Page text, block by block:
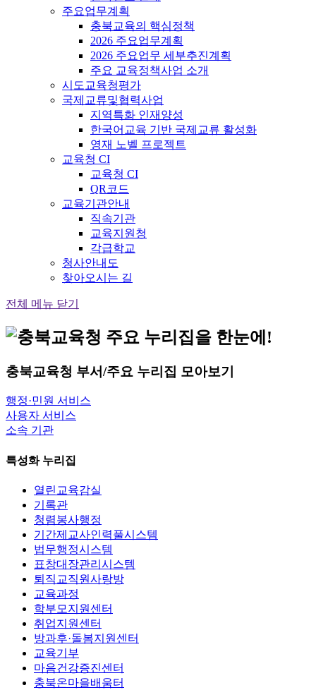
주요업무계획
충북교육의 핵심정책
2026 주요업무계획
2026 주요업무 세부추진계획
주요 교육정책사업 소개
시도교육청평가
국제교류및협력사업
지역특화 인재양성
한국어교육 기반 국제교류 활성화
영재 노벨 프로젝트
교육청 CI
교육청 CI
QR코드
교육기관안내
직속기관
교육지원청
각급학교
청사안내도
찾아오시는 길
전체 메뉴 닫기
충북교육청 부서/주요 누리집 모아보기
행정·민원 서비스
사용자 서비스
소속 기관
특성화 누리집
열린교육감실
기록관
청렴봉사행정
기간제교사인력풀시스템
법무행정시스템
표창대장관리시스템
퇴직교직원사랑방
교육과정
학부모지원센터
취업지원센터
방과후·돌봄지원센터
교육기부
마음건강증진센터
충북온마을배움터